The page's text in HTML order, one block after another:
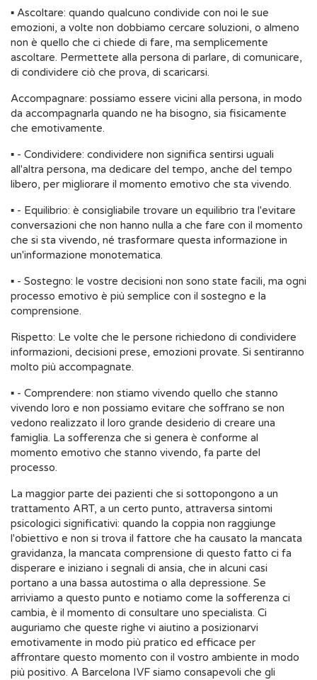
▪ Ascoltare: quando qualcuno condivide con noi le sue
emozioni, a volte non dobbiamo cercare soluzioni, o almeno
non è quello che ci chiede di fare, ma semplicemente
ascoltare. Permettete alla persona di parlare, di comunicare,
di condividere ciò che prova, di scaricarsi.
Accompagnare: possiamo essere vicini alla persona, in modo
da accompagnarla quando ne ha bisogno, sia fisicamente
che emotivamente.
▪ - Condividere: condividere non significa sentirsi uguali
all'altra persona, ma dedicare del tempo, anche del tempo
libero, per migliorare il momento emotivo che sta vivendo.
▪ - Equilibrio: è consigliabile trovare un equilibrio tra l'evitare
conversazioni che non hanno nulla a che fare con il momento
che si sta vivendo, né trasformare questa informazione in
un'informazione monotematica.
▪ - Sostegno: le vostre decisioni non sono state facili, ma ogni
processo emotivo è più semplice con il sostegno e la
comprensione.
Rispetto: Le volte che le persone richiedono di condividere
informazioni, decisioni prese, emozioni provate. Si sentiranno
molto più accompagnate.
▪ - Comprendere: non stiamo vivendo quello che stanno
vivendo loro e non possiamo evitare che soffrano se non
vedono realizzato il loro grande desiderio di creare una
famiglia. La sofferenza che si genera è conforme al
momento emotivo che stanno vivendo, fa parte del
processo.
La maggior parte dei pazienti che si sottopongono a un
trattamento ART, a un certo punto, attraversa sintomi
psicologici significativi: quando la coppia non raggiunge
l'obiettivo e non si trova il fattore che ha causato la mancata
gravidanza, la mancata comprensione di questo fatto ci fa
disperare e iniziano i segnali di ansia, che in alcuni casi
portano a una bassa autostima o alla depressione. Se
arriviamo a questo punto e notiamo come la sofferenza ci
cambia, è il momento di consultare uno specialista. Ci
auguriamo che queste righe vi aiutino a posizionarvi
emotivamente in modo più pratico ed efficace per
affrontare questo momento con il vostro ambiente in modo
più positivo. A Barcelona IVF siamo consapevoli che gli